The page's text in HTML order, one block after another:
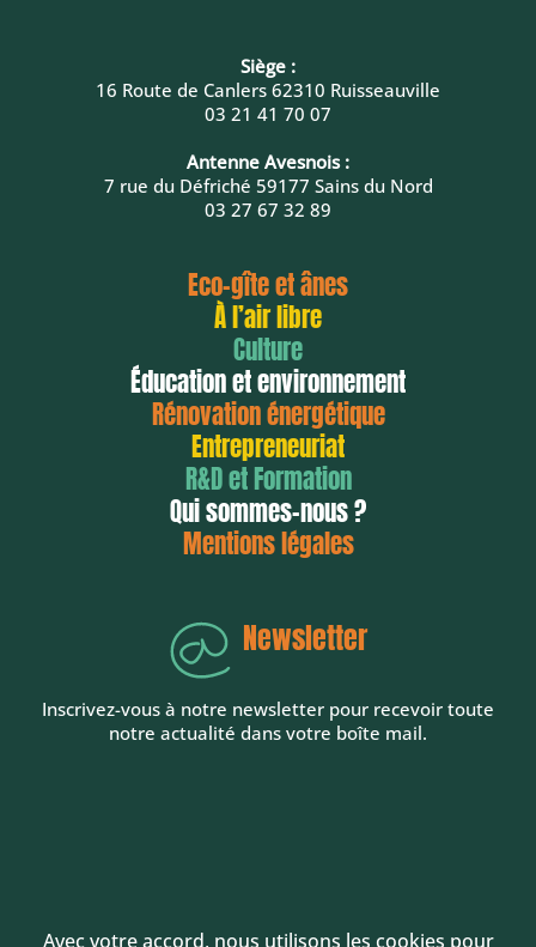
Siège :
16 Route de Canlers 62310 Ruisseauville
03 21 41 70 07
Antenne Avesnois :
7 rue du Défriché 59177 Sains du Nord
03 27 67 32 89
Eco-gîte et ânes
À l’air libre
Culture
Éducation et environnement
Rénovation énergétique
Entrepreneuriat
R&D et Formation
Qui sommes-nous ?
Mentions légales
Newsletter
Inscrivez-vous à notre newsletter pour recevoir toute
notre actualité dans votre boîte mail.
Avec votre accord, nous utilisons les cookies pour